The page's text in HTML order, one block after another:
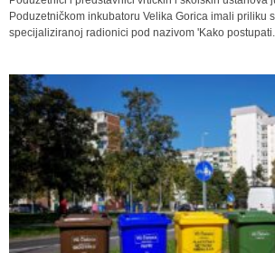
Poduzetničkom inkubatoru Velika Gorica imali priliku
specijaliziranoj radionici pod nazivom 'Kako